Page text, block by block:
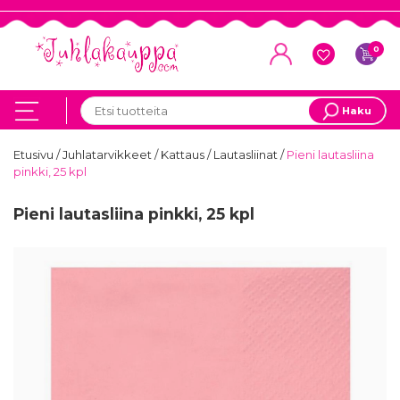
0
Haku
Etusivu /Juhlatarvikkeet/Kattaus/Lautasliinat/Pieni lautasliina
pinkki, 25 kpl
Pieni lautasliina pinkki, 25 kpl